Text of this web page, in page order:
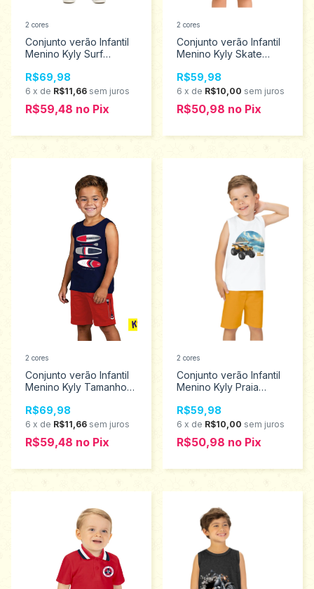
Conjunto verão Infantil
Menino Kyly Surf
1001345
R$69,98
6 x de R$11,66 sem juros
R$59,48 no Pix
2 cores
Conjunto verão Infantil
Menino Kyly Skate
1001341
R$59,98
6 x de R$10,00 sem juros
R$50,98 no Pix
2 cores
Conjunto verão Infantil
Menino Kyly Tamanhos
R$69,98
6 x de R$11,66 sem juros
R$59,48 no Pix
2 cores
Conjunto verão Infantil
Menino Kyly Praia
1001341
R$59,98
6 x de R$10,00 sem juros
R$50,98 no Pix
2 cores